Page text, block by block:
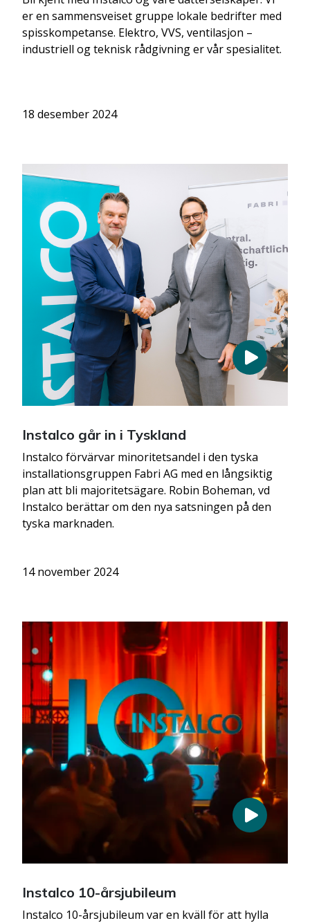
er en sammensveiset gruppe lokale bedrifter med
spisskompetanse. Elektro, VVS, ventilasjon –
industriell og teknisk rådgivning er vår spesialitet.
18 desember 2024
Instalco går in i Tyskland
Instalco förvärvar minoritetsandel i den tyska
installationsgruppen Fabri AG med en långsiktig
plan att bli majoritetsägare. Robin Boheman, vd
Instalco berättar om den nya satsningen på den
tyska marknaden.
14 november 2024
Instalco 10-årsjubileum
Instalco 10-årsjubileum var en kväll för att hylla